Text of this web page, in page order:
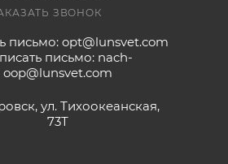
ЗВОНОК
письмо: opt@lunsvet.com
письмо: nach-
oop@lunsvet.com
ул. Тихоокеанская,
73Т